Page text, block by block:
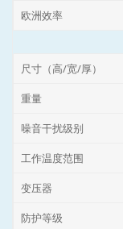
欧洲效率
尺寸（高/宽/厚）
重量
噪音干扰级别
工作温度范围
变压器
防护等级